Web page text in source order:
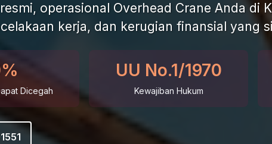
operasional Overhead Crane Anda di
kerja, dan kerugian finansial yang
Dicegah
UU No.1/1970
Kewajiban Hukum